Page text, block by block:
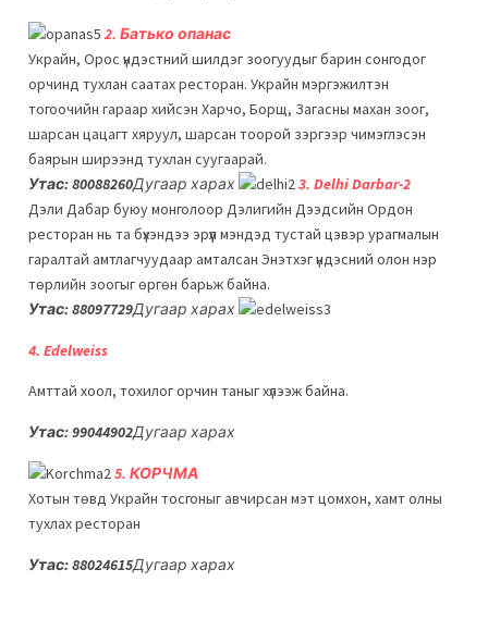
2. Батько опанас
Украйн, Орос үндэстний шилдэг зоогуудыг барин сонгодог
орчинд тухлан саатах ресторан. Украйн мэргэжилтэн
тогоочийн гараар хийсэн Харчо, Борщ, Загасны махан зоог,
шарсан цацагт хяруул, шарсан тоорой зэргээр чимэглэсэн
баярын ширээнд тухлан суугаарай.
Утас:80088260Дугаар харах
3. Delhi Darbar-2
Дэли Дабар буюу монголоор Дэлигийн Дээдсийн Ордон
ресторан нь та бүхэндээ эрүүл мэндэд тустай цэвэр урагмалын
гаралтай амтлагчуудаар амталсан Энэтхэг үндэсний олон нэр
төрлийн зоогыг өргөн барьж байна.
Утас:88097729Дугаар харах
4. Edelweiss
Амттай хоол, тохилог орчин таныг хүлээж байна.
Утас:99044902Дугаар харах
5. КОРЧМА
Хотын төвд Украйн тосгоныг авчирсан мэт цомхон, хамт олны
тухлах ресторан
Утас:88024615Дугаар харах